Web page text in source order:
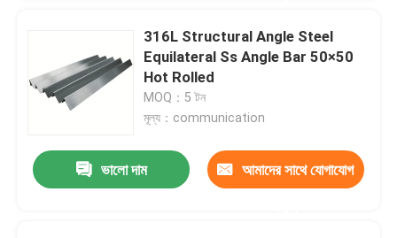
316L Structural Angle Steel
Equilateral Ss Angle Bar 50×50
Hot Rolled
MOQ：5 টন
মূল্য：communication
ভালো দাম আমাদের সাথে যোগাযোগ